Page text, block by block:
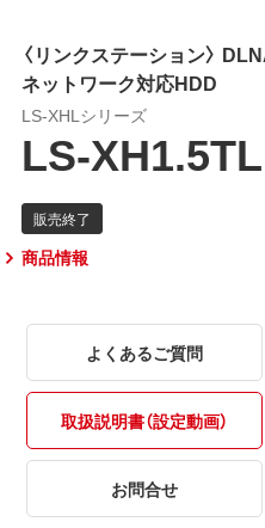
〈リンクステーション〉
ネットワーク対応HDD
LS-XHLシリーズ
LS-XH1.5TL
商品情報
よくあるご質問
取扱説明書（設定動画）
お問合せ